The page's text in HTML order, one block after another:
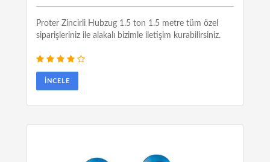
Proter Zincirli Hubzug 1.5 ton 1.5 metre tüm özel
siparişleriniz ile alakalı bizimle iletişim kurabilirsiniz.
İNCELE